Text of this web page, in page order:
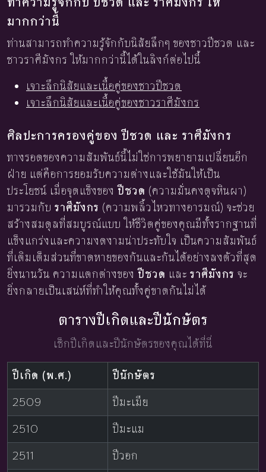
มากกว่านี้
ท่านสามารถทำความรู้จักกับนิสัยลึกๆ ของชาวปีชวด และ
ชาวราศีมังกร ให้มากกว่านี้ได้ในลิงก์ต่อไปนี้
เจาะลึกนิสัยและเนื้อคู่ของชาวปีชวด
เจาะลึกนิสัยและเนื้อคู่ของชาวราศีมังกร
ศิลปะการครองคู่ของ ปีชวด และ ราศีมังกร
ทางรอดของความสัมพันธ์นี้ไม่ใช่การพยายามเปลี่ยนอีก
ฝ่าย แต่คือการยอมรับความต่างและใช้มันให้เป็น
ประโยชน์ เมื่อจุดแข็งของปีชวด (ความมั่นคงดุจหินผา)
มารวมกับ ราศีมังกร (ความพลิ้วไหวทางอารมณ์) จะช่วย
สร้างสมดุลที่สมบูรณ์แบบ ให้ชีวิตคู่ของคุณมีทั้งรากฐานที่
แข็งแกร่งและความงดงามน่าประทับใจ เป็นความสัมพันธ์
ที่เติมเต็มส่วนที่ขาดหายของกันและกันได้อย่างลงตัวที่สุด
ยิ่งนานวัน ความแตกต่างของปีชวด และ ราศีมังกร จะ
ยิ่งกลายเป็นเสน่ห์ที่ทำให้คุณทั้งคู่ขาดกันไม่ได้
ตารางปีเกิดและปีนักษัตร
เช็กปีเกิดและปีนักษัตรของคุณได้ที่นี่
ปีเกิด (พ.ศ.)
ปีนักษัตร
2509
ปีมะเมีย
2510
ปีมะแม
2511
ปีวอก